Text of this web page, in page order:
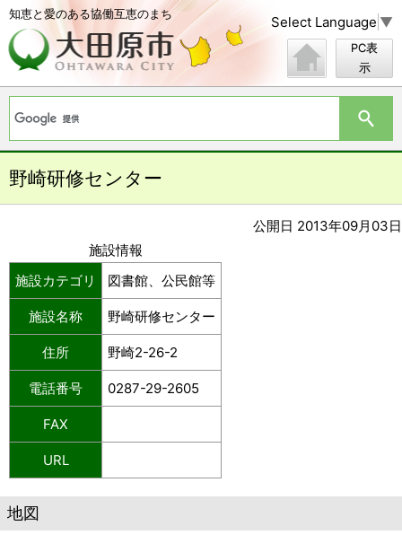
知恵と愛のある協働互恵のまち Select Language ▼
PC表
示
野崎研修センター
公開日 2013年09月03日
施設情報
施設カテゴリ
図書館、公民館等
施設名称 野崎研修センター
住所 野崎2-26-2
電話番号 0287-29-2605
FAX
URL
地図